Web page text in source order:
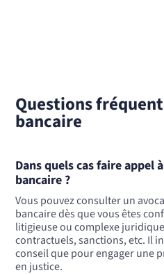
Questions
bancaire
Dans quels cas faire appel
bancaire ?
Vous pouvez consulter un
bancaire dès que vous êtes
litigieuse ou complexe
contractuels, sanctions, etc. Il
conseil que pour engager une
en justice.